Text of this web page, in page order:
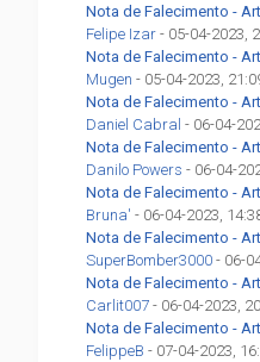
Nota de Falecimento -
Felipe Izar - 05-04-2023,
Nota de Falecimento -
Mugen - 05-04-2023,
Nota de Falecimento -
Daniel Cabral - 06-04-
Nota de Falecimento -
Danilo Powers - 06-04-
Nota de Falecimento -
Bruna' - 06-04-2023,
Nota de Falecimento -
SuperBomber3000 - 06-
Nota de Falecimento -
Carlit007 - 06-04-2023,
Nota de Falecimento -
FelippeB - 07-04-2023,